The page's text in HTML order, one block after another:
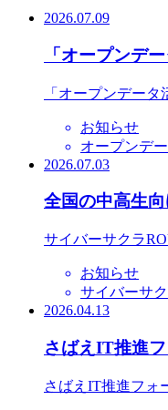
2026.07.09
「オープンデ
「オープンデー
お知らせ
オープンデ
2026.07.03
全国の中高生
サイバーサクラ
お知らせ
サイバーサ
2026.04.13
さばえIT推進フ
さばえIT推進フォ